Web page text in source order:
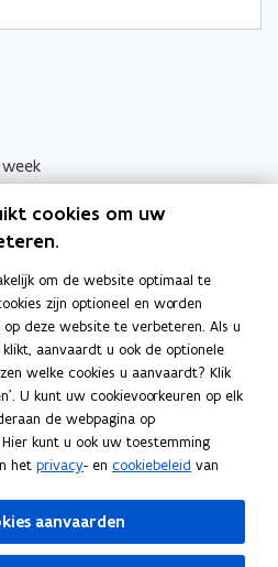
cookies om uw
om de website optimaal te
zijn optioneel en worden
deze website te verbeteren. Als u
aanvaardt u ook de optionele
welke cookies u aanvaardt? Klik
U kunt uw cookievoorkeuren op elk
de webpagina op
kunt u ook uw toestemming
het privacy- en cookiebeleid van
aanvaarden